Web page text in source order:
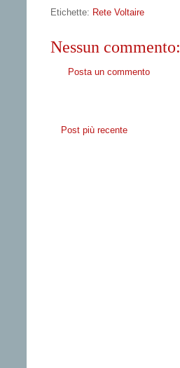
Etichette: Rete Voltaire
Nessun commento:
Posta un commento
Post più recente